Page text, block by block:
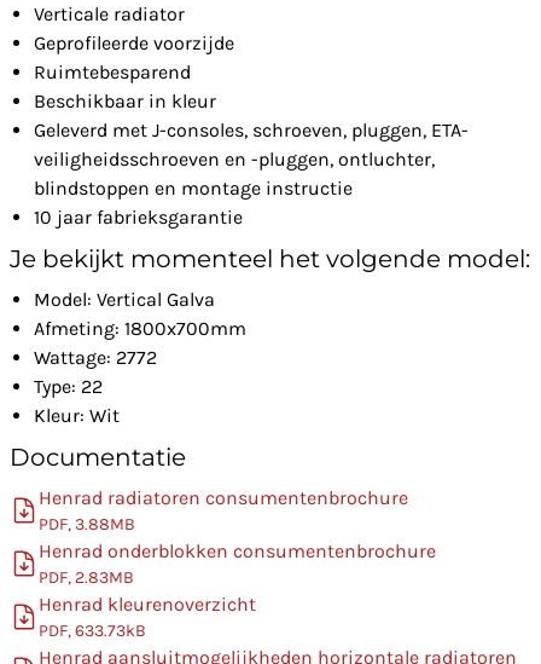
Verticale radiator
Geprofileerde voorzijde
Ruimtebesparend
Beschikbaar in kleur
Geleverd met J-consoles, schroeven, pluggen, ETA-
veiligheidsschroeven en -pluggen, ontluchter,
blindstoppen en montage instructie
10 jaar fabrieksgarantie
Je bekijkt momenteel het volgende model:
Model: Vertical Galva
Afmeting: 1800x700mm
Wattage: 2772
Type: 22
Kleur: Wit
Documentatie
Henrad radiatoren consumentenbrochure
PDF, 3.88MB
Henrad onderblokken consumentenbrochure
PDF, 2.83MB
Henrad kleurenoverzicht
PDF, 633.73kB
Henrad aansluitmogelijkheden horizontale radiatoren